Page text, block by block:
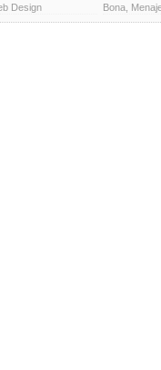
Design Bona,